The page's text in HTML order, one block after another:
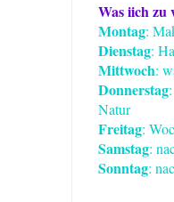
Was iich zu
Montag:
Dienstag:
Mittwoch:
Donnerstag
Natur
Freitag:
Samstag:
Sonntag: